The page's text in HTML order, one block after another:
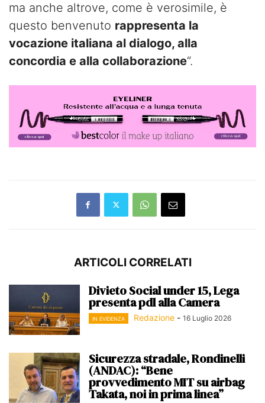
ma anche altrove, come è verosimile, è
questo benvenuto rappresenta la
vocazione italiana al dialogo, alla
concordia e alla collaborazione“.
ARTICOLI CORRELATI
Divieto Social under 15, Lega
presenta pdl alla Camera
IN EVIDENZA Redazione - 16 Luglio 2026
Sicurezza stradale, Rondinelli
(ANDAC): “Bene
provvedimento MIT su airbag
Takata, noi in prima linea”